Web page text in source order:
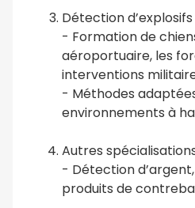
Détection d’explosifs
- Formation de
aéroportuaire, les
interventions
- Méthodes
environnements à
Autres
- Détection
produits de